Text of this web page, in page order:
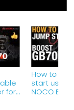
for
How to
start using
NOCO